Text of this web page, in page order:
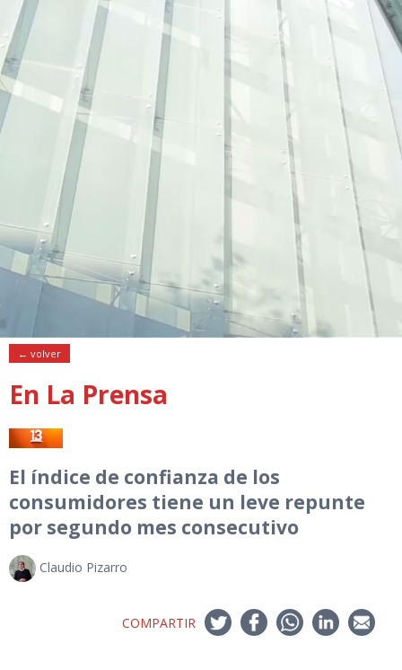
← volver
En La Prensa
El índice de confianza de los
consumidores tiene un leve repunte
por segundo mes consecutivo
Claudio Pizarro
COMPARTIR